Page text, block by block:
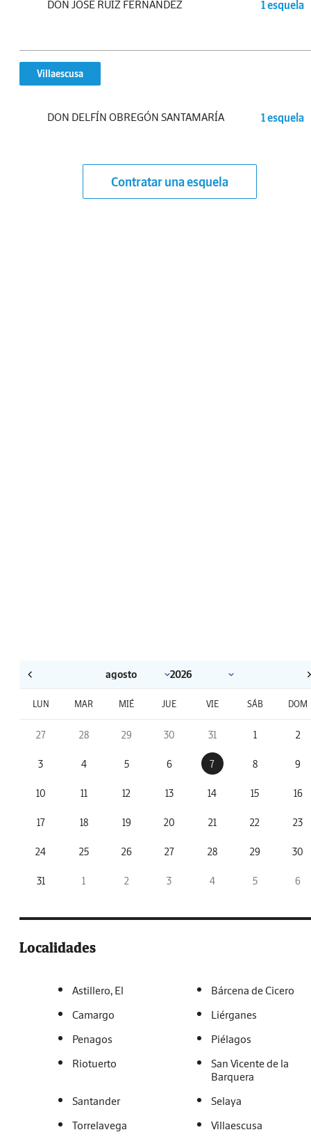
DON JOSÉ RUIZ FERNÁNDEZ 1 esquela
Villaescusa
DON DELFÍN OBREGÓN SANTAMARÍA 1 esquela
Contratar una esquela
LUN MAR MIÉ JUE VIE SÁB DOM
27 28 29 30 31 1 2
3 4 5 6 7 8 9
10 11 12 13 14 15 16
17 18 19 20 21 22 23
24 25 26 27 28 29 30
31 1 2 3 4 5 6
Localidades
Astillero, El
Bárcena de Cicero
Camargo
Liérganes
Penagos
Piélagos
Riotuerto
San Vicente de la
Barquera
Santander
Selaya
Torrelavega
Villaescusa